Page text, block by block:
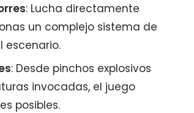
: Lucha directamente
un complejo sistema de
escenario.
: Desde pinchos explosivos
invocadas, el juego
posibles.